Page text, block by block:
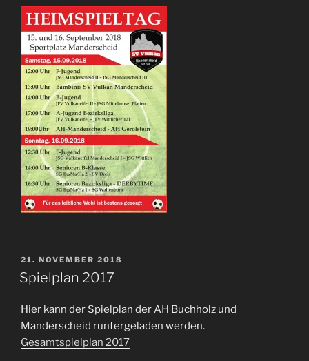
VERÖFFENTLICHT
AM
21. NOVEMBER 2018
Spielplan 2017
Hier kann der Spielplan der AH Buchholz und
Manderscheid runtergeladen werden.
Gesamtspielplan 2017